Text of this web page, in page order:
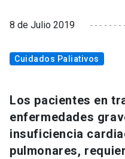
8 de Julio 2019
Cuidados Paliativos
Los pacientes en
enfermedades
insuficiencia
pulmonares,